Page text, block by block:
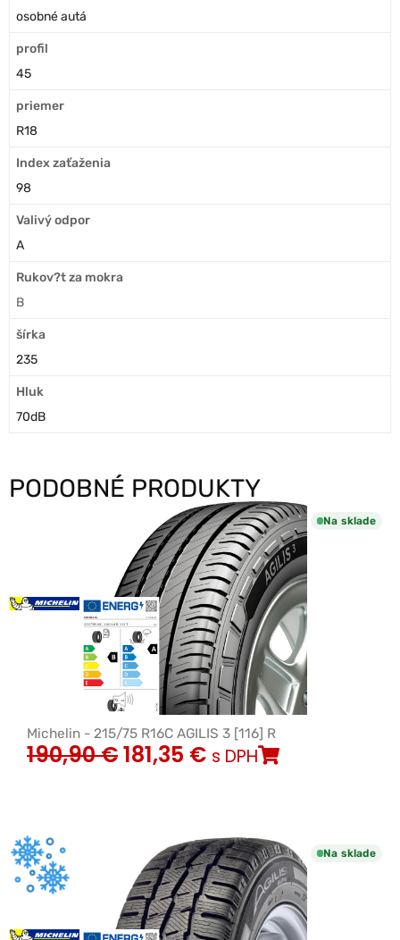
osobné autá
profil
45
priemer
R18
Index zaťaženia
98
Valivý odpor
A
Rukov?t za mokra
B
šírka
235
Hluk
70dB
PODOBNÉ PRODUKTY
Na sklade
Michelin - 215/75 R16C AGILIS 3 [116] R
190,90€181,35 € s DPH
Na sklade